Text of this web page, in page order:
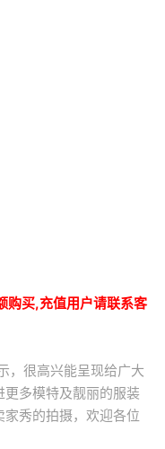
买,充值用户请联系客
，很高兴能呈现给广大
多模特及靓丽的服装
秀的拍摄，欢迎各位